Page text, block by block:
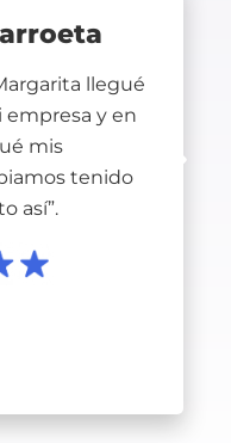
llegué
empresa y en
mis
tenido
así”.